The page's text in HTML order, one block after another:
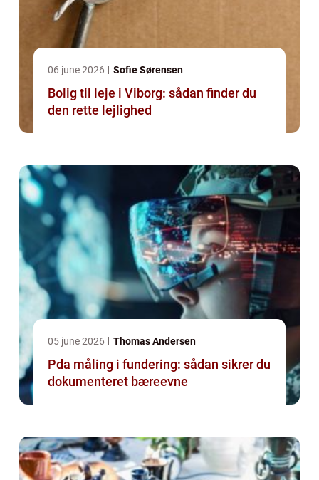
06 june 2026 Sofie Sørensen
Bolig til leje i Viborg: sådan finder du
den rette lejlighed
05 june 2026 Thomas Andersen
Pda måling i fundering: sådan sikrer du
dokumenteret bæreevne